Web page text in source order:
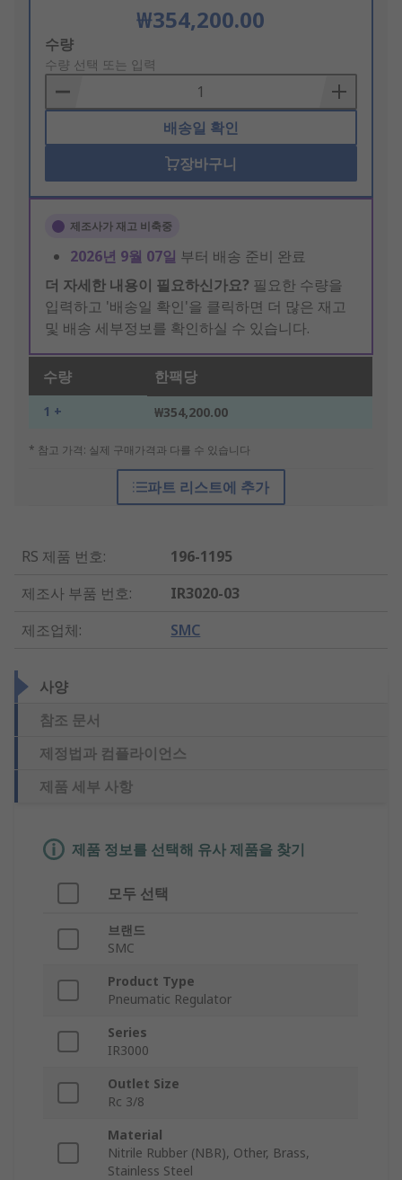
₩354,200.00
Add
to
Basket
수량
수량 선택 또는 입력
배송일 확인
장바구니
제조사가 재고 비축중
2026년 9월 07일 부터 배송 준비 완료
더 자세한 내용이 필요하신가요? 필요한 수량을
입력하고 '배송일 확인'을 클릭하면 더 많은 재고
및 배송 세부정보를 확인하실 수 있습니다.
수량 한팩당
1 + ₩354,200.00
* 참고 가격: 실제 구매가격과 다를 수 있습니다
파트 리스트에 추가
RS 제품 번호:
196-1195
제조사 부품 번호:
IR3020-03
제조업체: SMC
사양
참조 문서
제정법과 컴플라이언스
제품 세부 사항
제품 정보를 선택해 유사 제품을 찾기
모두 선택
브랜드
SMC
Product Type
Pneumatic Regulator
Series
IR3000
Outlet Size
Rc 3/8
Material
Nitrile Rubber (NBR), Other, Brass,
Stainless Steel